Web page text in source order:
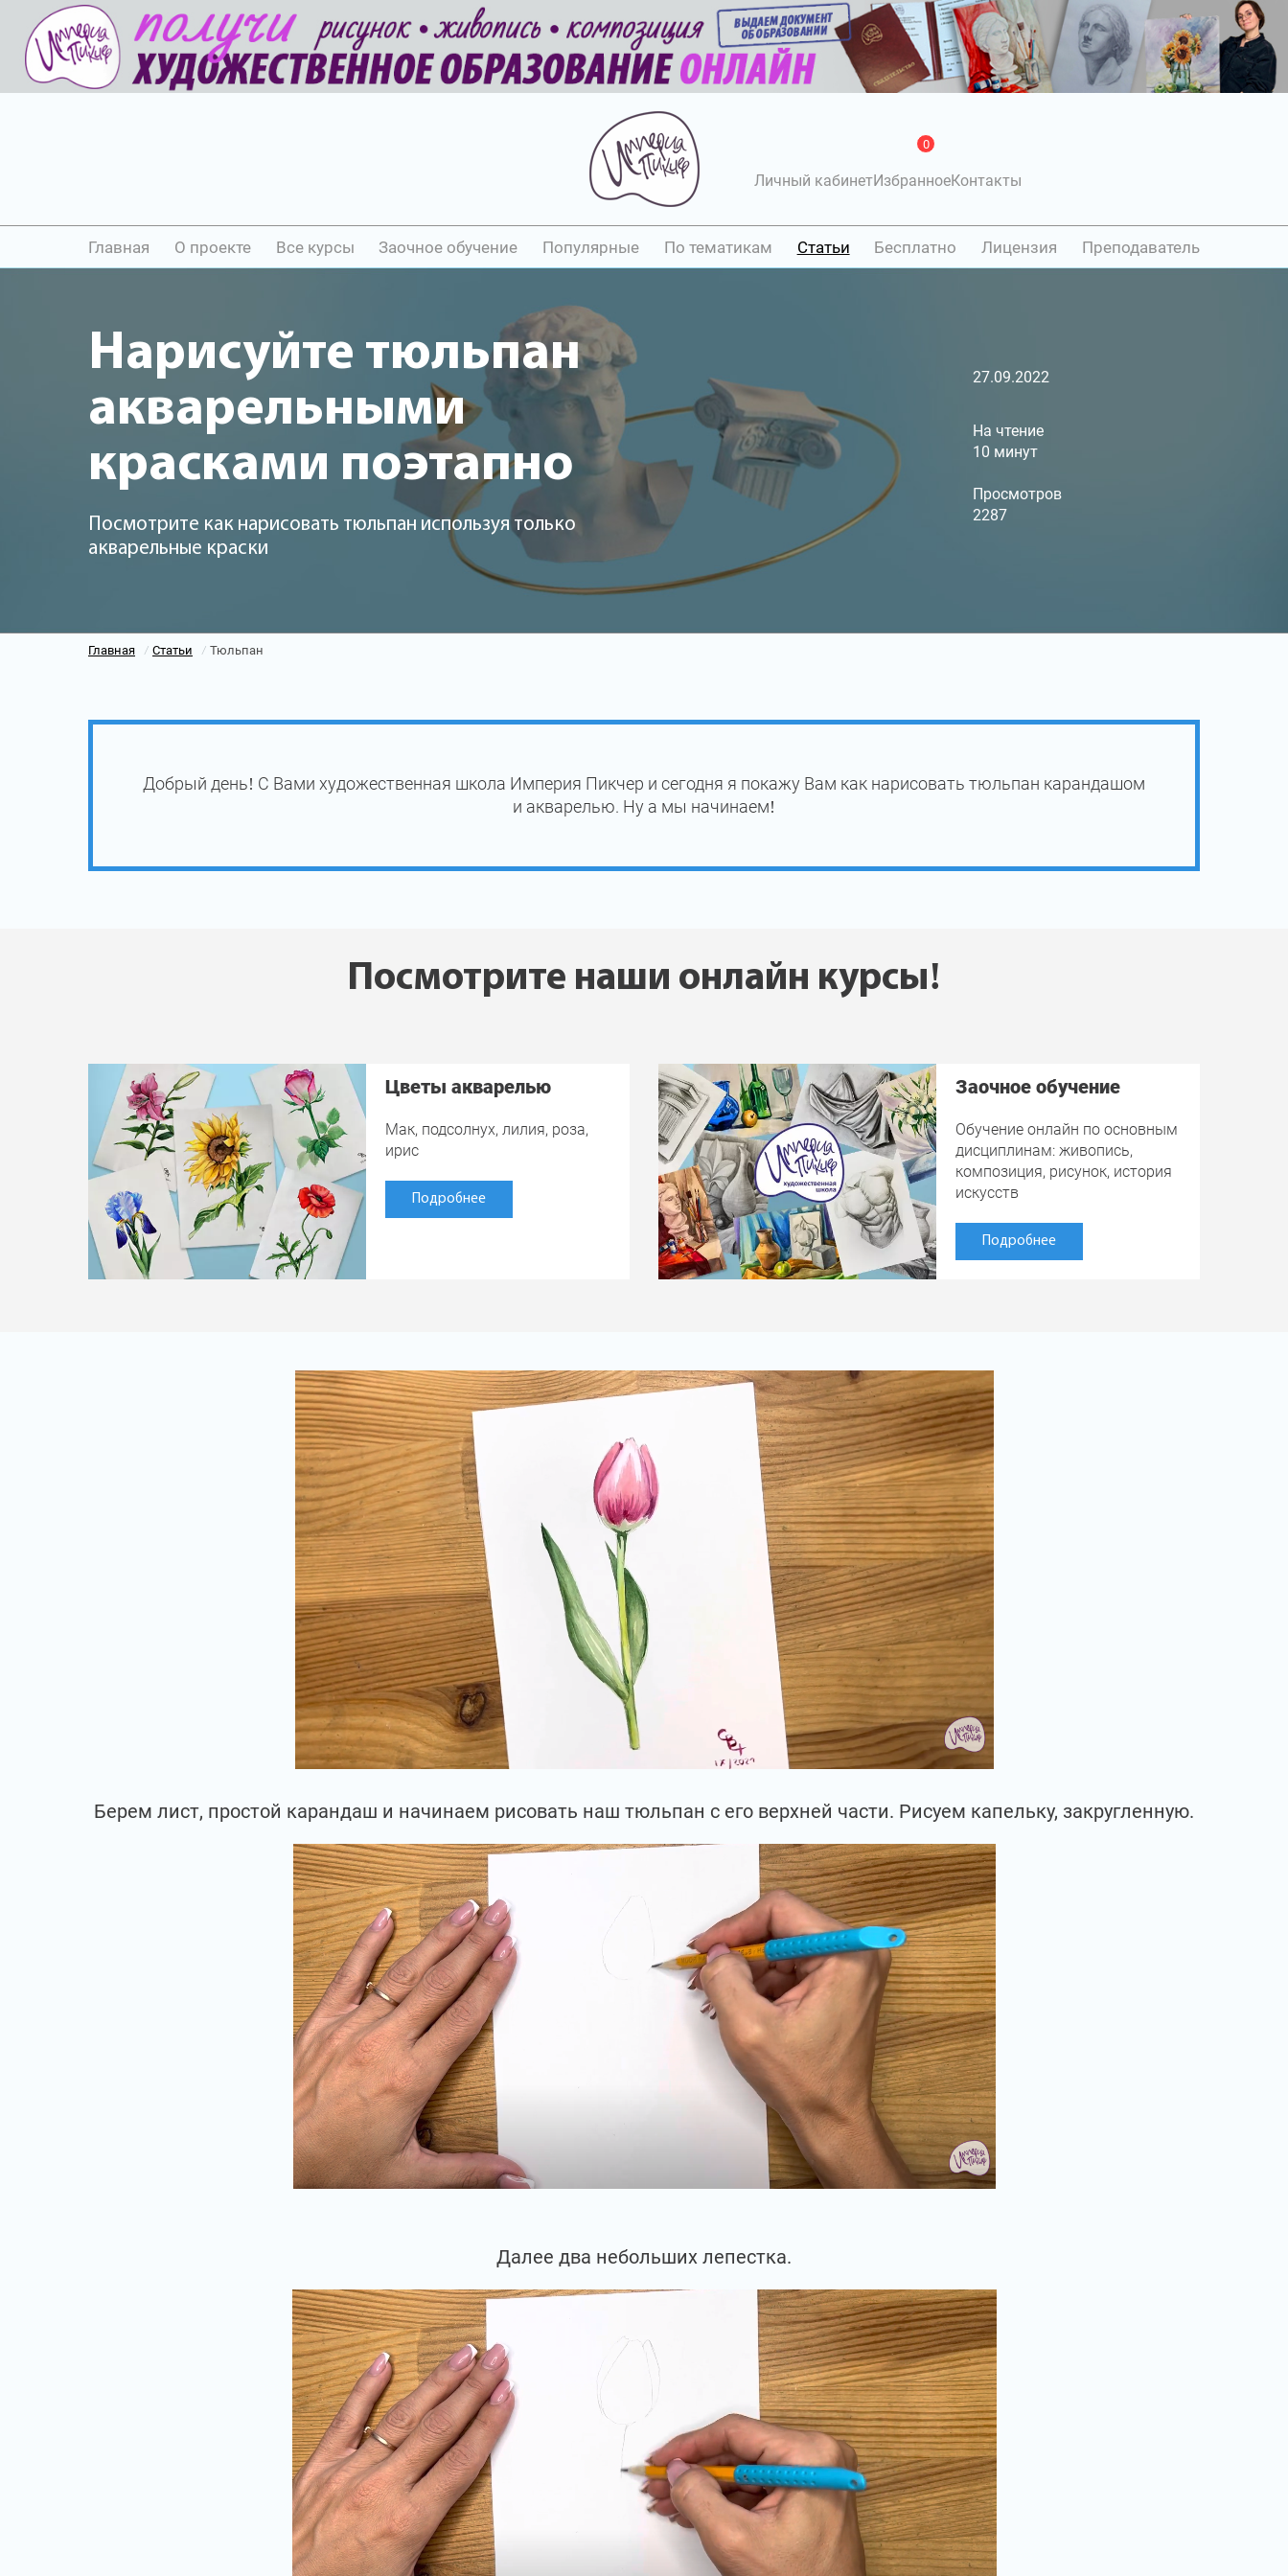
Личный кабинетИзбранное
0
Контакты
Главная О проекте Все курсы Заочное обучение Популярные По тематикам Статьи Бесплатно Лицензия Преподаватель
Нарисуйте тюльпан
акварельными
красками поэтапно
Посмотрите как нарисовать тюльпан используя только
акварельные краски
27.09.2022
На чтение
10 минут
Просмотров
2287
Главная / Статьи / Тюльпан
Добрый день! С Вами художественная школа Империя Пикчер и сегодня я покажу Вам как нарисовать тюльпан карандашом
и акварелью. Ну а мы начинаем!
Посмотрите наши онлайн курсы!
Цветы акварелью
Мак, подсолнух, лилия, роза,
ирис
Подробнее
Заочное обучение
Обучение онлайн по основным
дисциплинам: живопись,
композиция, рисунок, история
искусств
Подробнее
Берем лист, простой карандаш и начинаем рисовать наш тюльпан с его верхней части. Рисуем капельку, закругленную.
Далее два небольших лепестка.